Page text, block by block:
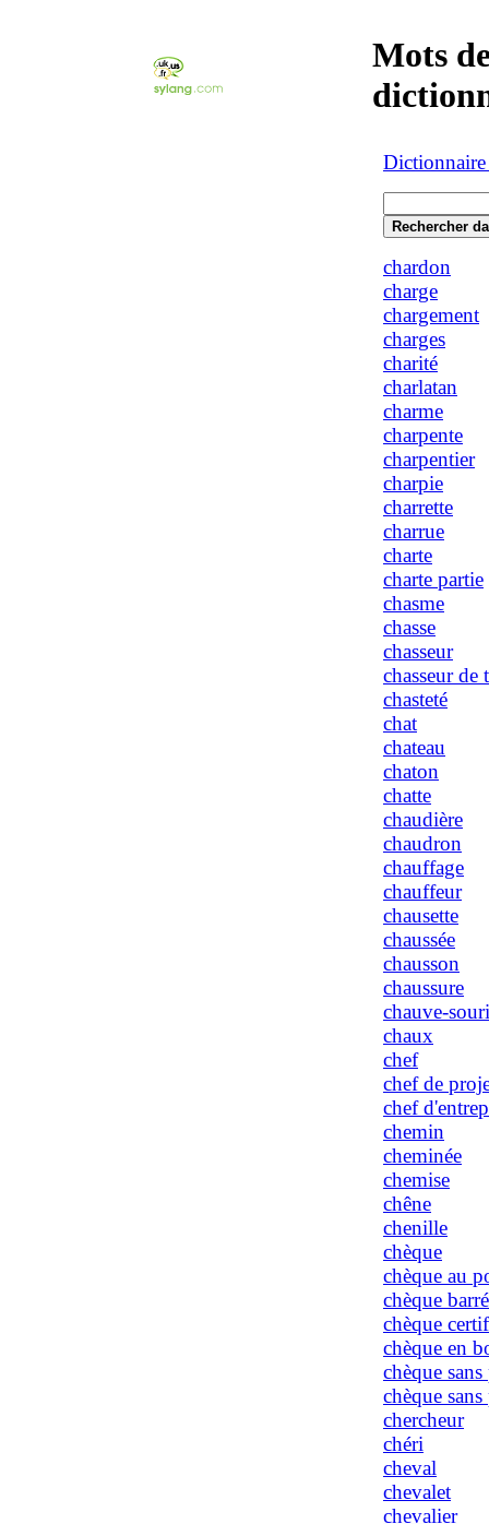
Mots
Dictionnaire
chardon
charge
chargement
charges
charité
charlatan
charme
charpente
charpentier
charpie
charrette
charrue
charte
charte partie
chasme
chasse
chasseur
chasseur de
chasteté
chat
chateau
chaton
chatte
chaudière
chaudron
chauffage
chauffeur
chausette
chaussée
chausson
chaussure
chauve-
chaux
chef
chef de
chef
chemin
cheminée
chemise
chêne
chenille
chèque
chèque au
chèque barré
chèque
chèque en
chèque
chèque
chercheur
chéri
cheval
chevalet
chevalier